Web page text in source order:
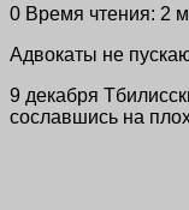
0 Время чтения: 2
Адвокаты не
9 декабря
сославшись на